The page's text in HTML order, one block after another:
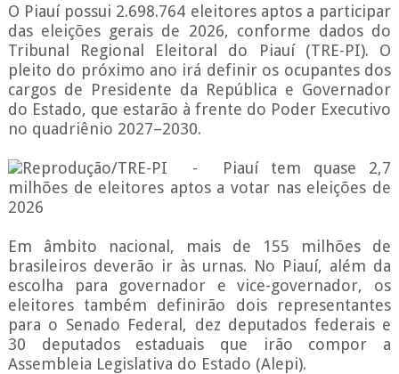
O Piauí possui 2.698.764 eleitores aptos a participar
das eleições gerais de 2026, conforme dados do
Tribunal Regional Eleitoral do Piauí (TRE-PI). O
pleito do próximo ano irá definir os ocupantes dos
cargos de Presidente da República e Governador
do Estado, que estarão à frente do Poder Executivo
no quadriênio 2027–2030.
Reprodução/TRE-PI - Piauí tem quase 2,7
milhões de eleitores aptos a votar nas eleições de
2026
Em âmbito nacional, mais de 155 milhões de
brasileiros deverão ir às urnas. No Piauí, além da
escolha para governador e vice-governador, os
eleitores também definirão dois representantes
para o Senado Federal, dez deputados federais e
30 deputados estaduais que irão compor a
Assembleia Legislativa do Estado (Alepi).